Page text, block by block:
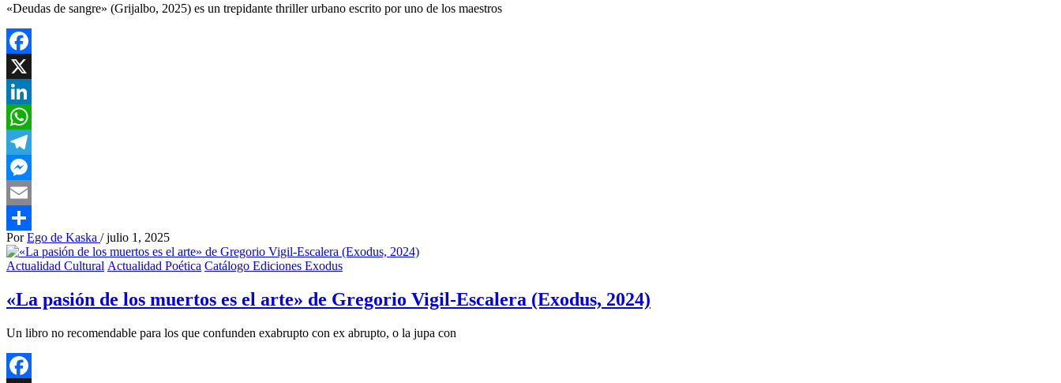
«Deudas de sangre» (Grijalbo, 2025) es un trepidante thriller urbano escrito por uno de los maestros
Facebook
X
LinkedIn
WhatsApp
Telegram
Messenger
Email
Compartir
Por Ego de Kaska / julio 1, 2025
Actualidad Cultural Actualidad Poética Catálogo Ediciones Exodus
«La pasión de los muertos es el arte» de Gregorio Vigil-Escalera (Exodus, 2024)
Un libro no recomendable para los que confunden exabrupto con ex abrupto, o la jupa con